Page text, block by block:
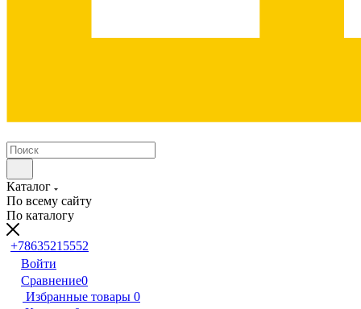
Каталог
По всему сайту
По каталогу
+78635215552
Войти
Сравнение0
Избранные товары 0